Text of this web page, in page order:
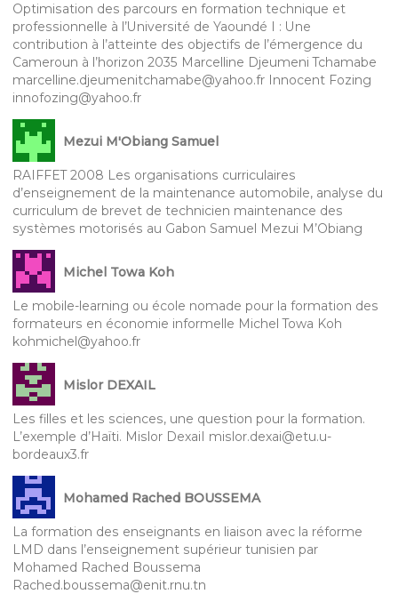
Optimisation des parcours en formation technique et
professionnelle à l’Université de Yaoundé I : Une
contribution à l’atteinte des objectifs de l’émergence du
Cameroun à l’horizon 2035 Marcelline Djeumeni Tchamabe
marcelline.djeumenitchamabe@yahoo.fr Innocent Fozing
innofozing@yahoo.fr
Mezui M'Obiang Samuel
RAIFFET 2008 Les organisations curriculaires
d’enseignement de la maintenance automobile, analyse du
curriculum de brevet de technicien maintenance des
systèmes motorisés au Gabon Samuel Mezui M’Obiang
Michel Towa Koh
Le mobile-learning ou école nomade pour la formation des
formateurs en économie informelle Michel Towa Koh
kohmichel@yahoo.fr
Mislor DEXAIL
Les filles et les sciences, une question pour la formation.
L’exemple d’Haïti. Mislor DexaiI mislor.dexai@etu.u-
bordeaux3.fr
Mohamed Rached BOUSSEMA
La formation des enseignants en liaison avec la réforme
LMD dans l’enseignement supérieur tunisien par
Mohamed Rached Boussema
Rached.boussema@enit.rnu.tn